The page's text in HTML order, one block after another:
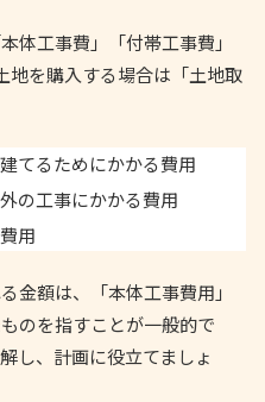
体工事費」「付帯工事費」
地を購入する場合は「土地取
てるためにかかる費用
の工事にかかる費用
用
金額は、「本体工事費用」
のを指すことが一般的で
し、計画に役立てましょ